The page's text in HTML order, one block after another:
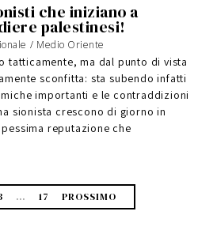
che iniziano a
palestinesi!
/ Medio Oriente
tatticamente, ma dal punto di vista
sconfitta: sta subendo infatti
importanti e le contraddizioni
sionista crescono di giorno in
reputazione che
… 17 PROSSIMO